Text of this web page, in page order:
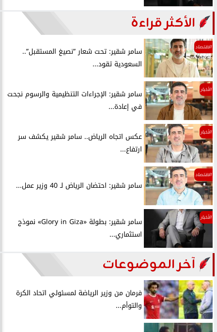
الأكثر قراءة
الاقتصاد
سامر شقير: تحت شعار ”نصيغ المستقبل”..
السعودية تقود...
الأخبار
سامر شقير: الإجراءات التنظيمية والرسوم نجحت
في إعادة...
الأخبار
عكس اتجاه الرياض.. سامر شقير يكشف سر
ارتفاع...
الاقتصاد
سامر شقير: احتضان الرياض لـ 40 وزير عمل...
الأخبار
سامر شقير: بطولة «Glory in Giza» نموذج
استثماري...
آخر الموضوعات
فرمان من وزير الرياضة لمسئولي اتحاد الكرة
والتوأم...